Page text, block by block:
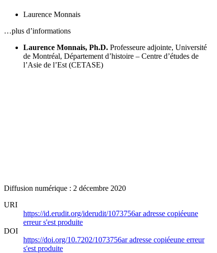
Laurence Monnais
…plus d’informations
Laurence Monnais, Ph.D. Professeure adjointe, Université
de Montréal, Département d’histoire – Centre d’études de
l’Asie de l’Est (CETASE)
Diffusion numérique : 2 décembre 2020
URI
https://id.erudit.org/iderudit/1073756aradresse copiéeune
erreur s'est produite
DOI
https://doi.org/10.7202/1073756aradresse copiéeune erreur
s'est produite